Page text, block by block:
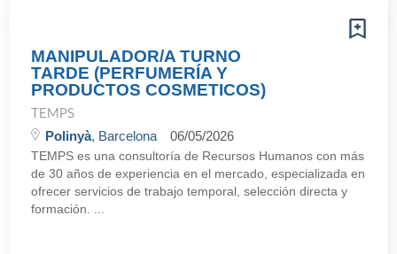
MANIPULADOR/A TURNO
TARDE (PERFUMERÍA Y
PRODUCTOS COSMETICOS)
TEMPS
Polinyà, Barcelona 06/05/2026
TEMPS es una consultoría de Recursos Humanos con más
de 30 años de experiencia en el mercado, especializada en
ofrecer servicios de trabajo temporal, selección directa y
formación. ...